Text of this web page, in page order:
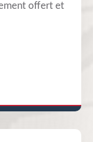
offert et